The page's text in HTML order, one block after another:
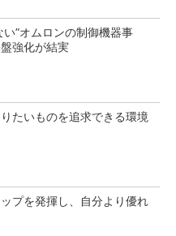
い”オムロンの制御機器事
強化が結実
りたいものを追求できる環境
プを発揮し、自分より優れ